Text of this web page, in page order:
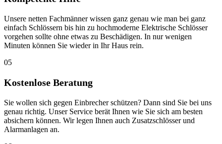
Unsere netten Fachmänner wissen ganz genau wie man bei ganz
einfach Schlössern bis hin zu hochmoderne Elektrische Schlösser
vorgehen sollte ohne etwas zu Beschädigen. In nur wenigen
Minuten können Sie wieder in Ihr Haus rein.
05
Kostenlose Beratung
Sie wollen sich gegen Einbrecher schützen? Dann sind Sie bei uns
genau richtig. Unser Service berät Ihnen wie Sie sich am besten
absichern können. Wir legen Ihnen auch Zusatzschlösser und
Alarmanlagen an.